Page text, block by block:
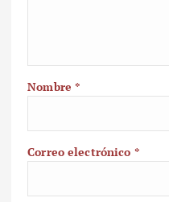
Nombre*
Correo electrónico *